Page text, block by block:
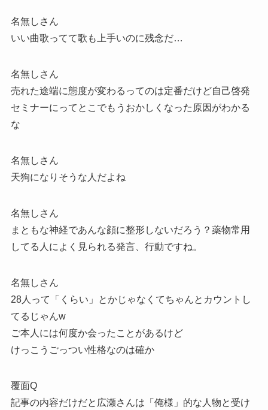
名無しさん
いい曲歌ってて歌も上手いのに残念だ…
名無しさん
売れた途端に態度が変わるってのは定番だけど自己啓発
セミナーにってとこでもうおかしくなった原因がわかる
な
名無しさん
天狗になりそうな人だよね
名無しさん
まともな神経であんな顔に整形しないだろう？薬物常用
してる人によく見られる発言、行動ですね。
名無しさん
28人って「くらい」とかじゃなくてちゃんとカウントし
てるじゃんw
ご本人には何度か会ったことがあるけど
けっこうごっつい性格なのは確か
覆面Q
記事の内容だけだと広瀬さんは「俺様」的な人物と受け